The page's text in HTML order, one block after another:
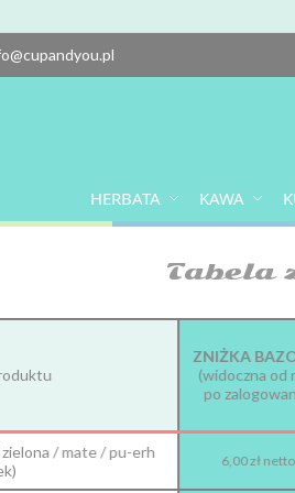
HERBATA KAWA
Tabela
ZNIŻKA
(widoczna od
po
/ mate / pu-erh
6,00 zł netto